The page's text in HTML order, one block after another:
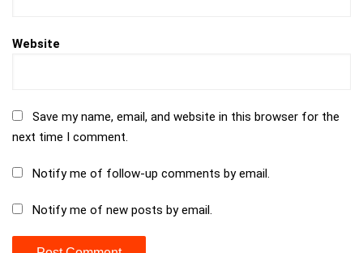
Website
Save my name, email, and website in this browser for the
next time I comment.
Notify me of follow-up comments by email.
Notify me of new posts by email.